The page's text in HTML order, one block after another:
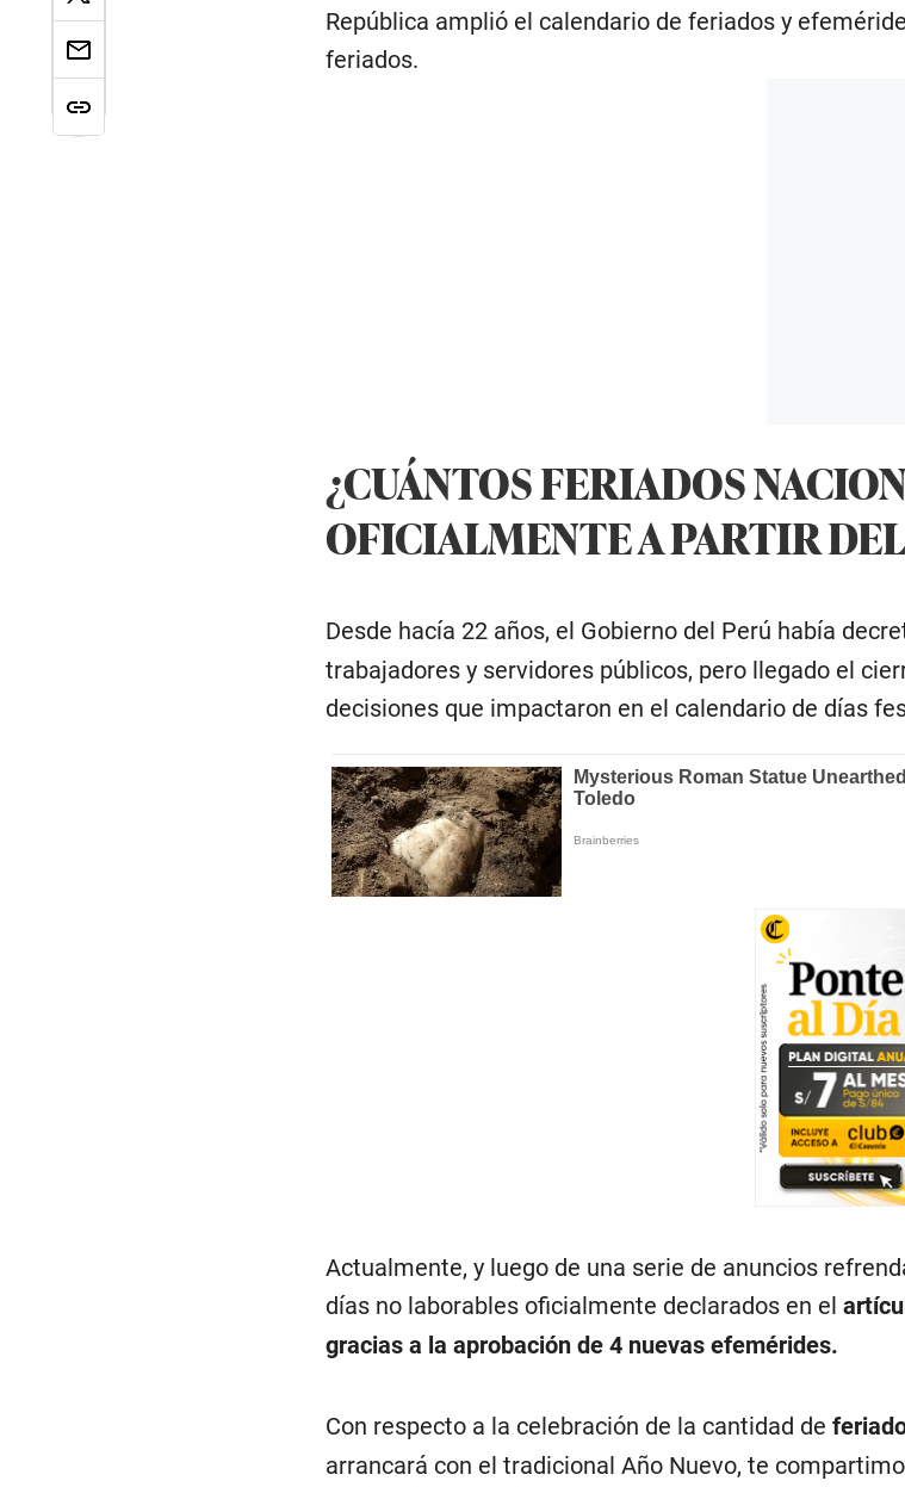
República amplió el calendario de feriados y
feriados.
¿CUÁNTOS FERIADOS
OFICIALMENTE A PARTIR
Desde hacía 22 años, el Gobierno del Perú había
trabajadores y servidores públicos, pero llegado el
decisiones que impactaron en el calendario de días
Actualmente, y luego de una serie de anuncios
días no laborables oficialmente declarados en el
gracias a la aprobación de 4 nuevas efemérides.
Con respecto a la celebración de la cantidad de
arrancará con el tradicional Año Nuevo, te